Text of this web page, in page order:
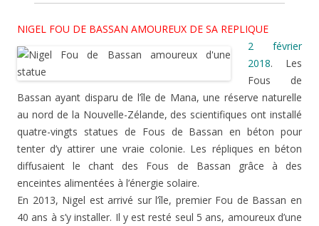
NIGEL FOU DE BASSAN AMOUREUX DE SA REPLIQUE
2 février
2018. Les
Fous de
Bassan ayant disparu de l’île de Mana, une réserve naturelle
au nord de la Nouvelle-Zélande, des scientifiques ont installé
quatre-vingts statues de Fous de Bassan en béton pour
tenter d’y attirer une vraie colonie. Les répliques en béton
diffusaient le chant des Fous de Bassan grâce à des
enceintes alimentées à l’énergie solaire.
En 2013, Nigel est arrivé sur l’île, premier Fou de Bassan en
40 ans à s’y installer. Il y est resté seul 5 ans, amoureux d’une